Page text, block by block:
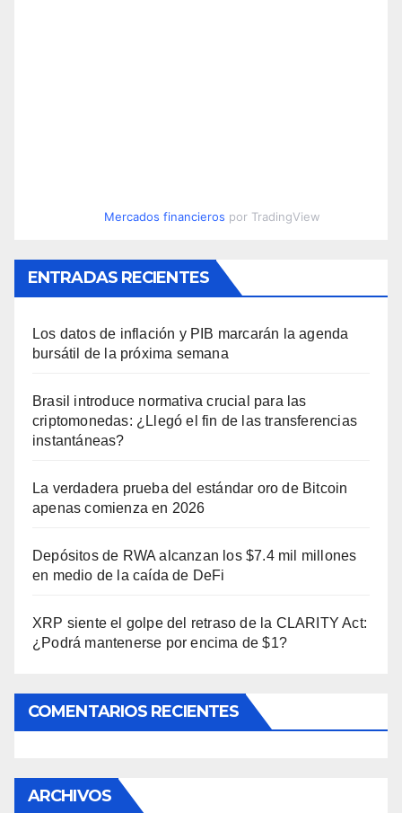
Mercados financieros por TradingView
ENTRADAS RECIENTES
Los datos de inflación y PIB marcarán la agenda
bursátil de la próxima semana
Brasil introduce normativa crucial para las
criptomonedas: ¿Llegó el fin de las transferencias
instantáneas?
La verdadera prueba del estándar oro de Bitcoin
apenas comienza en 2026
Depósitos de RWA alcanzan los $7.4 mil millones
en medio de la caída de DeFi
XRP siente el golpe del retraso de la CLARITY Act:
¿Podrá mantenerse por encima de $1?
COMENTARIOS RECIENTES
ARCHIVOS